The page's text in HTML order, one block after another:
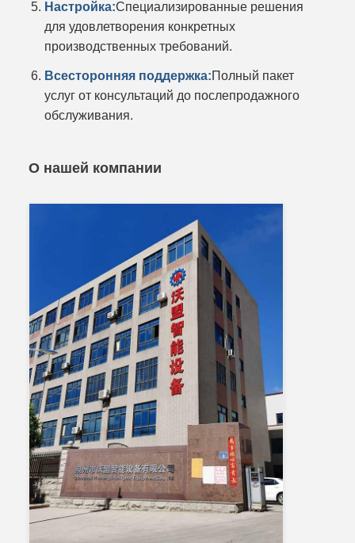
Настройка:Специализированные решения
для удовлетворения конкретных
производственных требований.
Всесторонняя поддержка:Полный пакет
услуг от консультаций до послепродажного
обслуживания.
О нашей компании